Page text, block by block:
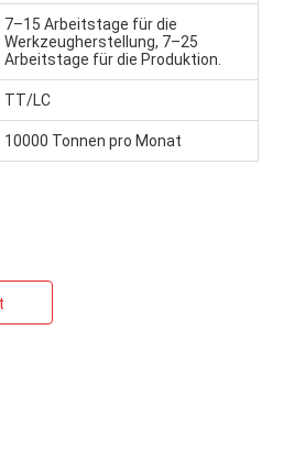
7–15 Arbeitstage für die
Werkzeugherstellung, 7–25
Arbeitstage für die Produktion.
TT/LC
10000 Tonnen pro Monat